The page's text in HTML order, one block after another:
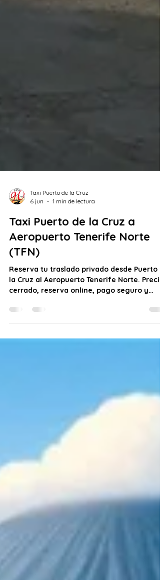
6 jun
1 min de lectura
Taxi Puerto de la Cruz a
Aeropuerto Tenerife Norte
(TFN)
Reserva tu traslado privado desde Puerto
cerrado, reserva online, pago seguro y
recogida puntual.